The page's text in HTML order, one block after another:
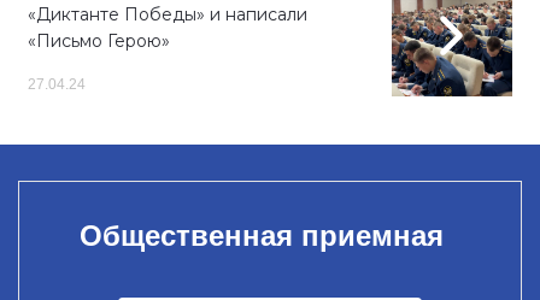
«Диктанте Победы» и написали
«Письмо Герою»
27.04.24
Общественная приемная